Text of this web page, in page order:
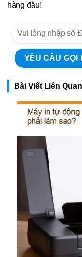
hàng đầu!
Bài Viết Liên Quan